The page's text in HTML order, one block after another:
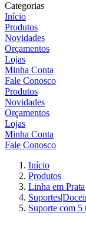
Categorias
Início
Produtos
Novidades
Orçamentos
Lojas
Minha Conta
Fale Conosco
Produtos
Novidades
Orçamentos
Lojas
Minha Conta
Fale Conosco
Início
Produtos
Linha em Prata
Suporte com 5